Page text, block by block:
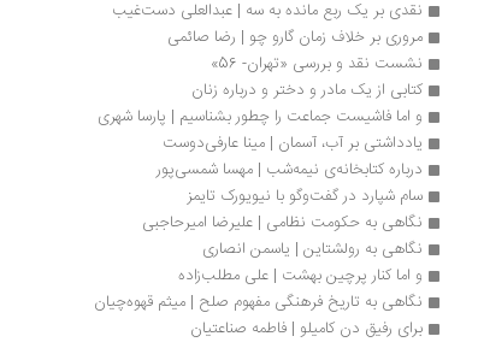
نقدی بر یک ربع مانده به سه | عبدالعلی دست‌غیب
مروری بر خلاف زمان گارو چو | رضا صائمی
نشست نقد و بررسی «تهران- 56»
کتابی از یک مادر و دختر و درباره زنان
و اما فاشیست جماعت را چطور بشناسیم | پارسا شهری
یادداشتی بر آب، آسمان | مینا عارفی‌دوست
درباره کتابخانه‌ی نیمه‌شب | مهسا شمسی‌پور
سام شپارد در گفت‌وگو با نیویورک تایمز
نگاهی به حکومت نظامی | علیرضا امیرحاجبی
نگاهی به رولشتاین | یاسمن انصاری
و اما کنار پرچین بهشت | علی مطلب‌زاده
نگاهی به تاریخ فرهنگی مفهوم صلح | میثم قهوه‌چیان
برای رفیق دن کامیلو | فاطمه صناعتیان